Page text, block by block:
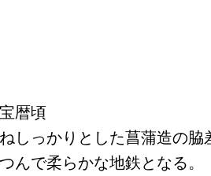
暦頃
しっかりとした菖蒲造の脇
んで柔らかな地鉄となる。